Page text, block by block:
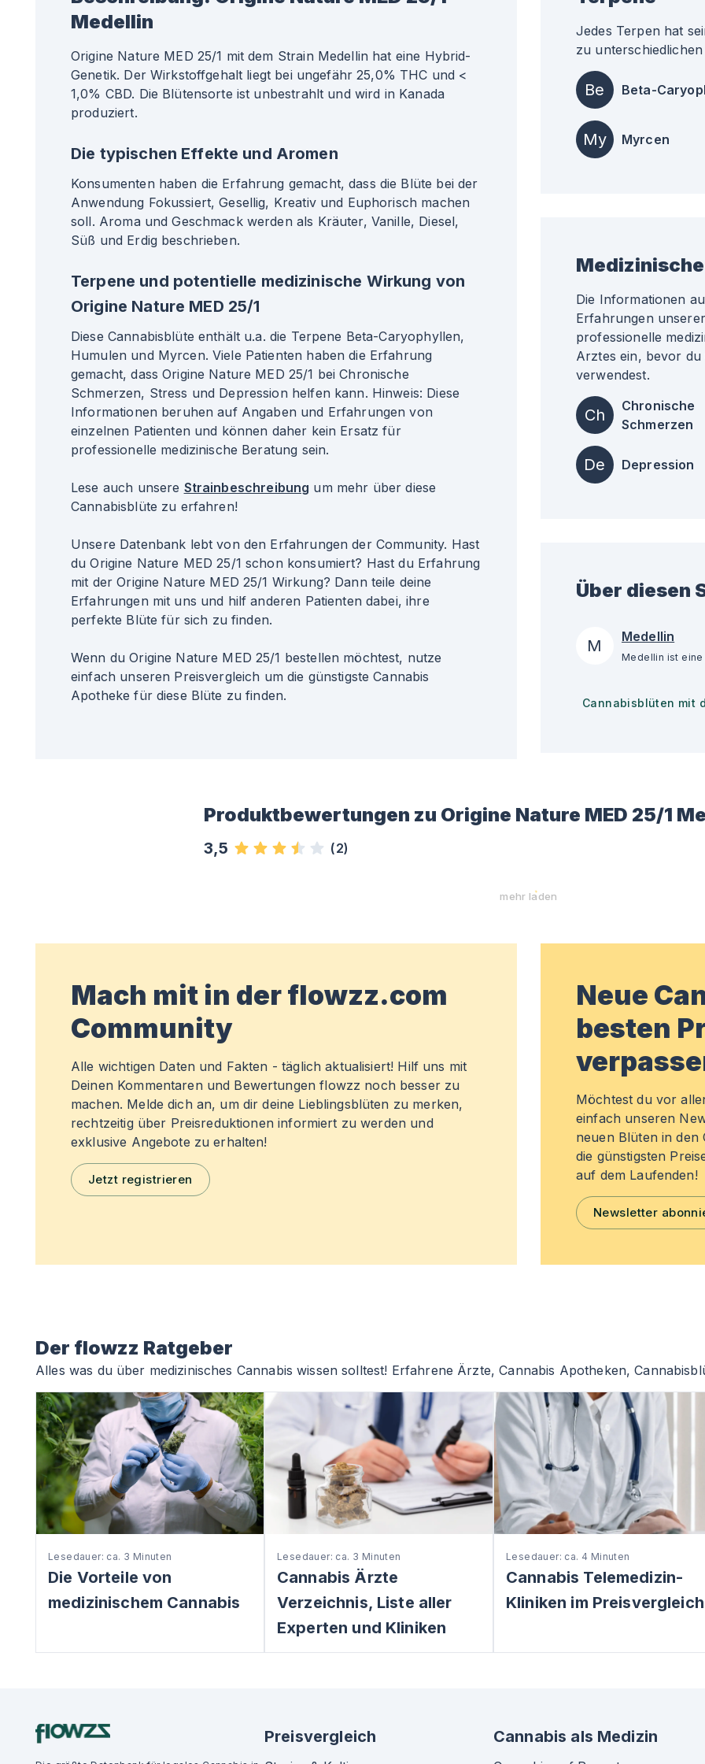
Medellin
Origine Nature MED 25/1 mit dem Strain Medellin hat eine Hybrid-
Genetik. Der Wirkstoffgehalt liegt bei ungefähr 25,0% THC und <
1,0% CBD. Die Blütensorte ist unbestrahlt und wird in Kanada
produziert.
Die typischen Effekte und Aromen
Konsumenten haben die Erfahrung gemacht, dass die Blüte bei der
Anwendung Fokussiert, Gesellig, Kreativ und Euphorisch machen
soll. Aroma und Geschmack werden als Kräuter, Vanille, Diesel,
Süß und Erdig beschrieben.
Terpene und potentielle medizinische Wirkung von
Origine Nature MED 25/1
Diese Cannabisblüte enthält u.a. die Terpene Beta-Caryophyllen,
Humulen und Myrcen. Viele Patienten haben die Erfahrung
gemacht, dass Origine Nature MED 25/1 bei Chronische
Schmerzen, Stress und Depression helfen kann. Hinweis: Diese
Informationen beruhen auf Angaben und Erfahrungen von
einzelnen Patienten und können daher kein Ersatz für
professionelle medizinische Beratung sein.
Lese auch unsere Strainbeschreibung um mehr über diese
Cannabisblüte zu erfahren!
Unsere Datenbank lebt von den Erfahrungen der Community. Hast
du Origine Nature MED 25/1 schon konsumiert? Hast du Erfahrung
mit der Origine Nature MED 25/1 Wirkung? Dann teile deine
Erfahrungen mit uns und hilf anderen Patienten dabei, ihre
perfekte Blüte für sich zu finden.
Wenn du Origine Nature MED 25/1 bestellen möchtest, nutze
einfach unseren Preisvergleich um die günstigste Cannabis
Apotheke für diese Blüte zu finden.
Jedes Terpen hat
zu
Be Beta-
My Myrcen
Die Informationen
Erfahrungen
professionelle
Arztes ein, bevor
verwendest.
Ch
Chronische
Schmerzen
De Depression
Über diesen
M Medellin
Cannabisblüten mit
Produktbewertungen zu Origine Nature MED 25/1
3,5 (2)
mehr laden
Mach mit in der flowzz.com
Community
Alle wichtigen Daten und Fakten - täglich aktualisiert! Hilf uns mit
Deinen Kommentaren und Bewertungen flowzz noch besser zu
machen. Melde dich an, um dir deine Lieblingsblüten zu merken,
rechtzeitig über Preisreduktionen informiert zu werden und
exklusive Angebote zu erhalten!
Jetzt registrieren
Neue
besten
Möchtest du vor
einfach unseren
neuen Blüten in den
die günstigsten
auf dem Laufenden!
Newsletter
Der flowzz Ratgeber
Alles was du über medizinisches Cannabis wissen solltest! Erfahrene Ärzte, Cannabis Apotheken,
Lesedauer: ca. 3 Minuten
Die Vorteile von
medizinischem Cannabis
Lesedauer: ca. 3 Minuten
Cannabis Ärzte
Verzeichnis, Liste aller
Experten und Kliniken
Lesedauer: ca. 4 Minuten
Cannabis Telemedizin-
Kliniken im Preisvergleich
Preisvergleich Cannabis als Medizin